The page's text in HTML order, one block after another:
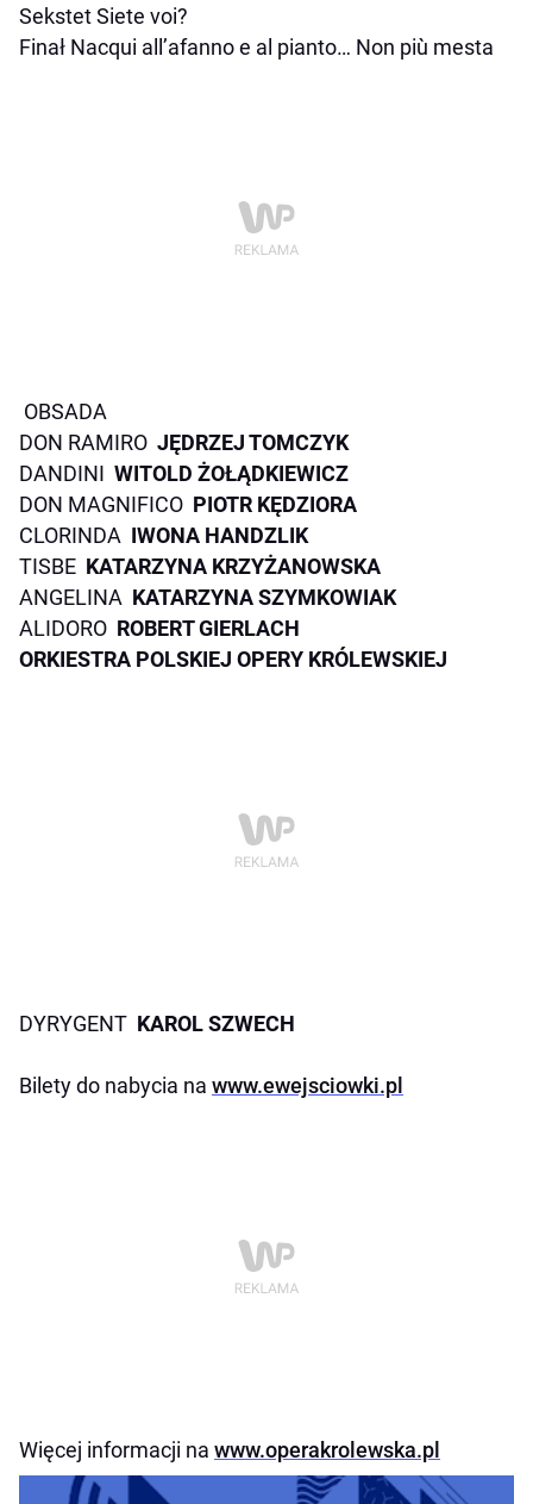
SekstetSiete voi?
Finał Nacqui all’afanno e al pianto… Non più mesta
OBSADA
DON RAMIRO JĘDRZEJ TOMCZYK
DANDINI WITOLD ŻOŁĄDKIEWICZ
DON MAGNIFICO PIOTR KĘDZIORA
CLORINDA IWONA HANDZLIK
TISBE KATARZYNA KRZYŻANOWSKA
ANGELINA KATARZYNA SZYMKOWIAK
ALIDORO ROBERT GIERLACH
ORKIESTRA POLSKIEJ OPERY KRÓLEWSKIEJ
DYRYGENT KAROL SZWECH
Bilety do nabycia na www.ewejsciowki.pl
Więcej informacji na www.operakrolewska.pl